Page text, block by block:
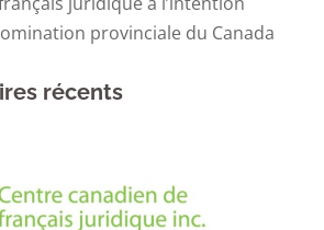
provinciale du Canada
récents